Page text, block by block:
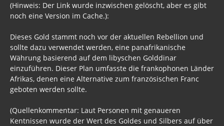
Frankreich
Polen
Schweiz
Griechenland
Spanien
Archiv Politik
(Hinweis: Der Link wurde inzwischen gelöscht, aber es gibt
noch eine Version im Cache.):
Dieses Gold stammt noch vor der aktuellen Rebellion und
sollte dazu verwendet werden, eine panafrikanische
Währung basierend auf dem libyschen Golddinar
einzuführen. Dieser Plan umfasste die frankophonen Länder
Afrikas, denen eine Alternative zum französischen Franc
geboten werden sollte.
(Quellenkommentar: Laut Personen mit genaueren
Kentnissen wurde der Wert des Goldes und Silbers auf über